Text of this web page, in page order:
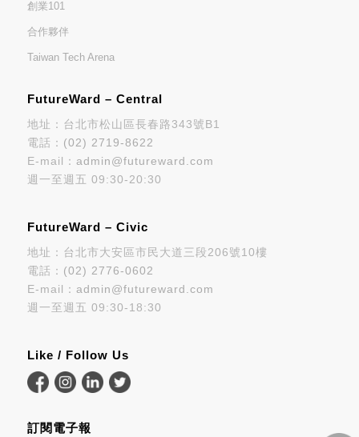
創業101
合作夥伴
Taiwan Tech Arena
FutureWard – Central
地址：台北市松山區長春路343號B1
電話： (02) 2719-8622
E-mail： admin@futureward.com
週一至週五 09:30-20:30
FutureWard – Civic
地址：台北市大安區市民大道三段206號10樓
電話： (02) 2776-0602
E-mail： admin@futureward.com
週一至週五 09:30-18:30
Like / Follow Us
訂閱電子報